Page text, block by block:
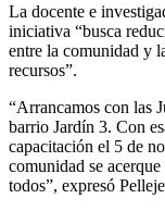
La docente e
iniciativa “busca
entre la comunidad y
recursos”.
“Arrancamos con las
barrio Jardín 3. Con
capacitación el 5 de
comunidad se
todos”, expresó